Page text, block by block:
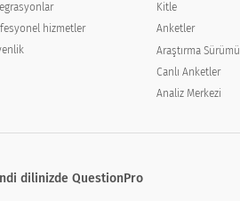
hizmetler
Kitle
Anketler
Araştırma Sürümü
Canlı Anketler
Analiz Merkezi
dilinizde QuestionPro